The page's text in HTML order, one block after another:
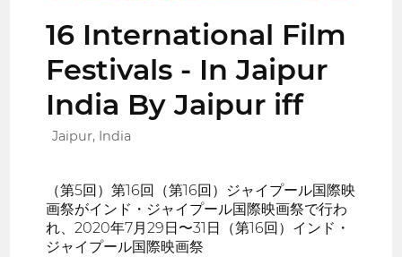
16 International Film
Festivals - In Jaipur
India By Jaipur iff
Jaipur, India
（第5回）第16回（第16回）ジャイプール国際映
画祭がインド・ジャイプール国際映画祭で行わ
れ、2020年7月29日〜31日（第16回）インド・
ジャイプール国際映画祭